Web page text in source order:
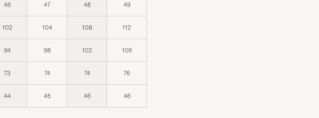
46 47 48 49
102 104 108 112
94 98 102 106
73 74 74 76
44 45 46 46